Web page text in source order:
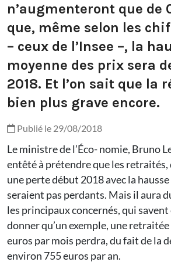
n’augmenteront que de
que, même selon les
– ceux de l’Insee –, la
moyenne des prix sera
2018. Et l’on sait que la
bien plus grave encore.
Publié le 29/08/2018
Le ministre de l’Éco- nomie, Bruno
entêté à prétendre que les retraités,
une perte début 2018 avec la hausse
seraient pas perdants. Mais il aura
les principaux concernés, qui
donner qu’un exemple, une
euros par mois perdra, du fait de la
environ 755 euros par an.